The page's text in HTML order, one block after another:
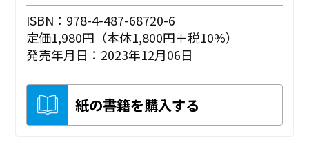
ISBN：978-4-487-68720-6
定価1,980円（本体1,800円＋税10%）
発売年月日：2023年12月06日
紙の書籍を購入する